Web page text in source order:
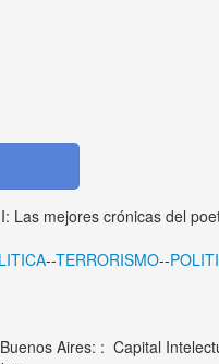
Las mejores crónicas del
--TERRORISMO--
Buenos Aires: : Capital